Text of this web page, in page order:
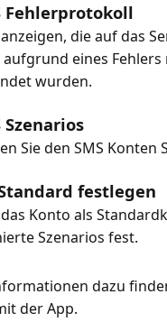
Fehlerprotokoll
anzeigen, die auf das
eines Fehlers
wurden.
Szenarios
Sie den SMS Konten
festlegen
Konto als
Szenarios fest.
dazu
der App.